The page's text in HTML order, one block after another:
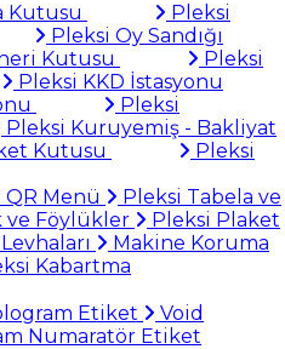
Kutusu
Pleksi
Pleksi Oy Sandığı
Kutusu
Pleksi
Pleksi KKD İstasyonu
Pleksi
Pleksi Kuruyemiş - Bakliyat
Kutusu
Pleksi
QR Menü
Pleksi Tabela ve
ve Föylükler
Pleksi Plaket
Makine Koruma
Kabartma
Etiket
Void
Numaratör Etiket